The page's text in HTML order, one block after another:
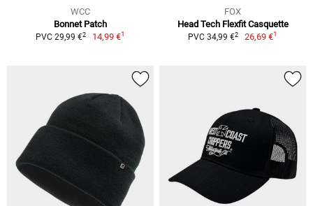
WCC
Bonnet Patch
PVC 29,99 €2 14,99 €1
FOX
Head Tech Flexfit Casquette
PVC 34,99 €2 26,69 €1